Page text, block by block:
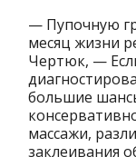
— Пупочную
месяц жизни
Чертюк, —
большие
массажи,
заклеивания